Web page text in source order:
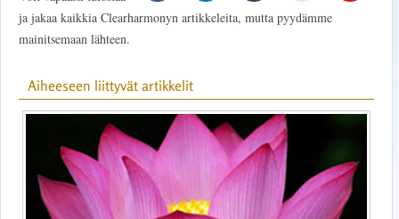
ja jakaa kaikkia Clearharmonyn artikkeleita, mutta pyydämme
mainitsemaan lähteen.
Aiheeseen liittyvät artikkelit